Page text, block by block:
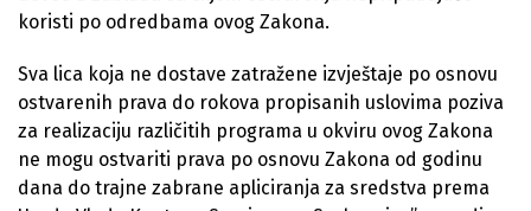
koristi po odredbama ovog Zakona.
Sva lica koja ne dostave zatražene izvještaje po osnovu
ostvarenih prava do rokova propisanih uslovima poziva
za realizaciju različitih programa u okviru ovog Zakona
ne mogu ostvariti prava po osnovu Zakona od godinu
dana do trajne zabrane apliciranja za sredstva prema